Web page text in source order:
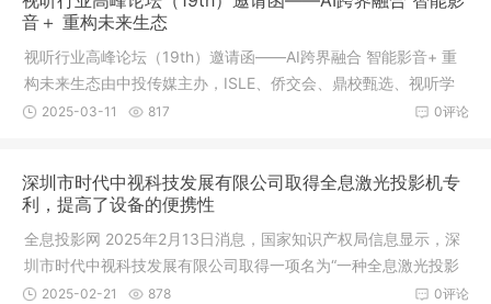
门打卡点
音＋ 重构未来生态
视听行业高峰论坛（19th）邀请函——AI跨界融合 智能影音+ 重
构未来生态由中投传媒主办，ISLE、侨交会、鼎校甄选、视听学
院联合协办，携手环球视听网、中国投影网、Audio160音响网、
（宝安）盛大启幕。
0评论
2025-03-11 817
深圳市时代中视科技发展有限公司取得全息激光投影机专
利，提高了设备的便携性
全息投影网 2025年2月13日消息，国家知识产权局信息显示，深
圳市时代中视科技发展有限公司取得一项名为“一种全息激光投影
机”的专利，授权公告号CN 222439828 U，申请日期为2023年1
0评论
2025-02-21 878